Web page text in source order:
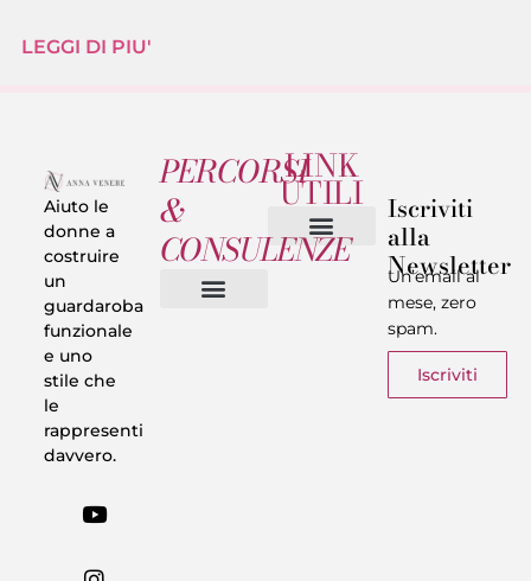
LEGGI DI PIU'
Aiuto le
donne a
costruire
un
guardaroba
funzionale
e uno
stile che
le
rappresenti
davvero.
PERCORSI
&
CONSULENZE
LINK
UTILI Iscriviti
alla
Newsletter
Un’email al
mese, zero
spam.
Iscriviti